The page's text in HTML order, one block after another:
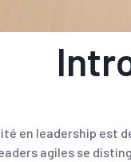
en leadership est
agiles se